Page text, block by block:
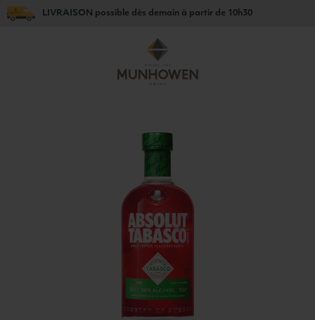
LIVRAISON possible dès demain à partir de 10h30